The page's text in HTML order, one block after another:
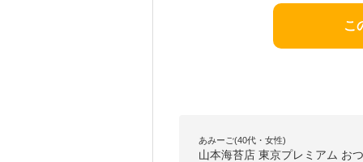
こ
あみーご(40代・女性)
山本海苔店 東京プレミアム お